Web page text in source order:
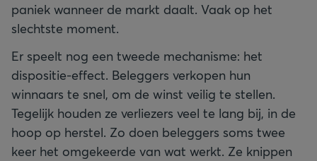
paniek wanneer de markt daalt. Vaak op het
slechtste moment.
Er speelt nog een tweede mechanisme: het
dispositie-effect. Beleggers verkopen hun
winnaars te snel, om de winst veilig te stellen.
Tegelijk houden ze verliezers veel te lang bij, in de
hoop op herstel. Zo doen beleggers soms twee
keer het omgekeerde van wat werkt. Ze knippen